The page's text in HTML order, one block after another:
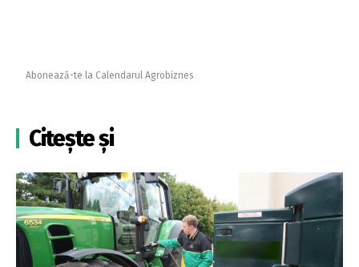
Abonează-te la Calendarul Agrobiznes
Citește și